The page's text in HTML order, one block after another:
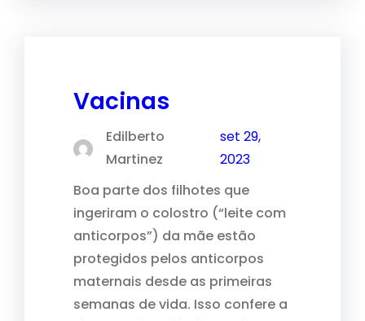
Vacinas
Edilberto
Martinez
set 29,
2023
Boa parte dos filhotes que
ingeriram o colostro (“leite com
anticorpos”) da mãe estão
protegidos pelos anticorpos
maternais desde as primeiras
semanas de vida. Isso confere a